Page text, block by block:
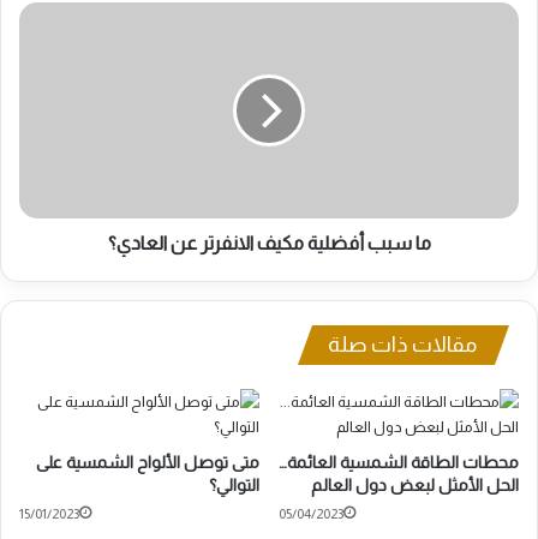
ما
ما سبب أفضلية مكيف الانفرتر عن العادي؟
مقالات ذات صلة
متى توصل الألواح الشمسية على
التوالي؟
15/01/2023
محطات الطاقة الشمسية العائمة…
الحل الأمثل لبعض دول العالم
05/04/2023